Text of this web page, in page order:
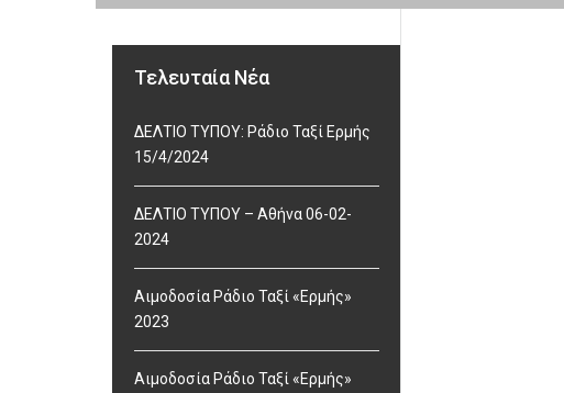
Τελευταία Νέα
ΔΕΛΤΙΟ ΤΥΠΟΥ: Ράδιο Ταξί Ερμής
15/4/2024
ΔΕΛΤΙΟ ΤΥΠΟΥ – Αθήνα 06-02-
2024
Αιμοδοσία Ράδιο Ταξί «Ερμής»
2023
Αιμοδοσία Ράδιο Ταξί «Ερμής»